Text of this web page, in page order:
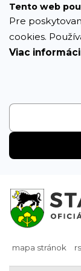
Prejsť
obsahu
Tento web
Pre
cookies.
Viac
mapa stránok